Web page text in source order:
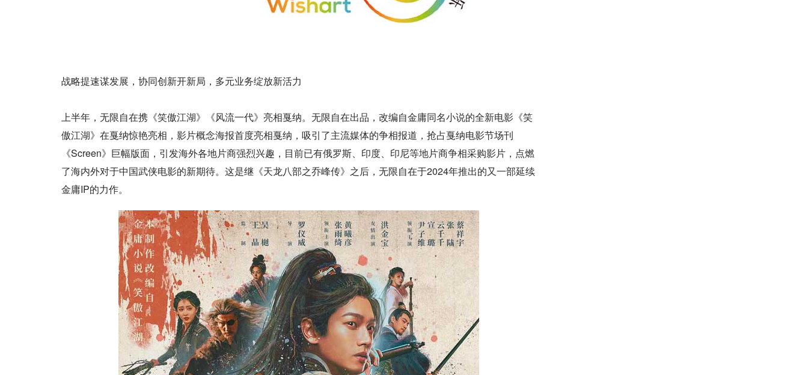
战略提速谋发展，协同创新开新局，多元业务绽放新活力
上半年，无限自在携《笑傲江湖》《风流一代》亮相戛纳。无限自在出品，改编自金庸同名小说的全新电影《笑
傲江湖》在戛纳惊艳亮相，影片概念海报首度亮相戛纳，吸引了主流媒体的争相报道，抢占戛纳电影节场刊
《Screen》巨幅版面，引发海外各地片商强烈兴趣，目前已有俄罗斯、印度、印尼等地片商争相采购影片，点燃
了海内外对于中国武侠电影的新期待。这是继《天龙八部之乔峰传》之后，无限自在于2024年推出的又一部延续
金庸IP的力作。